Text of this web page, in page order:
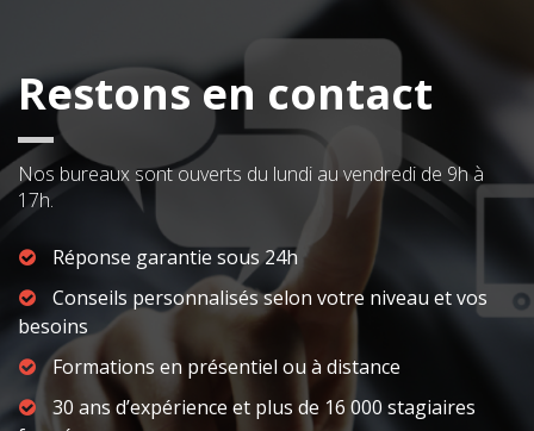
Restons en contact
Nos bureaux sont ouverts du lundi au vendredi de 9h à
17h.
Réponse garantie sous 24h
Conseils personnalisés selon votre niveau et vos
besoins
Formations en présentiel ou à distance
30 ans d’expérience et plus de 16 000 stagiaires